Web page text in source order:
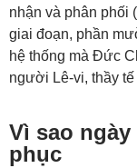
nhận và phân phối (
giai đoạn, phần
hệ thống mà Đức
người Lê-vi, thầy
Vì sao
phục